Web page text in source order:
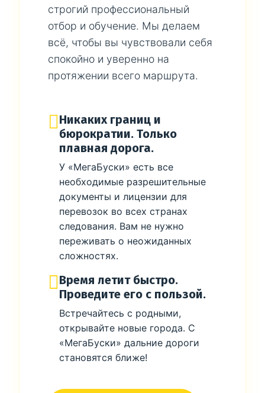
строгий профессиональный
отбор и обучение. Мы делаем
всё, чтобы вы чувствовали себя
спокойно и уверенно на
протяжении всего маршрута.
Никаких границ и
бюрократии. Только
плавная дорога.
У «МегаБуски» есть все
необходимые разрешительные
документы и лицензии для
перевозок во всех странах
следования. Вам не нужно
переживать о неожиданных
сложностях.
Время летит быстро.
Проведите его с пользой.
Встречайтесь с родными,
открывайте новые города. С
«МегаБуски» дальние дороги
становятся ближе!